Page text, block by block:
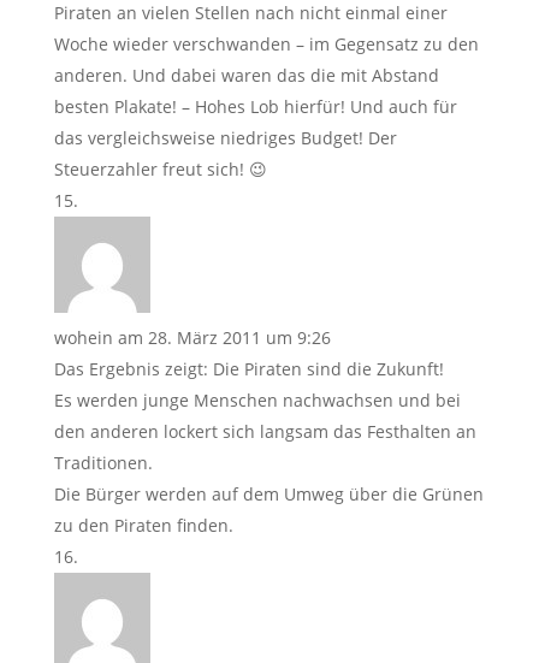
Piraten an vielen Stellen nach nicht einmal einer
Woche wieder verschwanden – im Gegensatz zu den
anderen. Und dabei waren das die mit Abstand
besten Plakate! – Hohes Lob hierfür! Und auch für
das vergleichsweise niedriges Budget! Der
Steuerzahler freut sich! 😉
wohein am 28. März 2011 um 9:26
Das Ergebnis zeigt: Die Piraten sind die Zukunft!
Es werden junge Menschen nachwachsen und bei
den anderen lockert sich langsam das Festhalten an
Traditionen.
Die Bürger werden auf dem Umweg über die Grünen
zu den Piraten finden.